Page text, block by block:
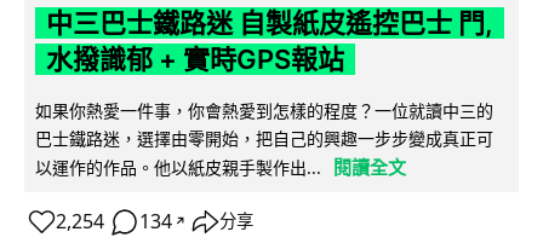
中三巴士鐵路迷 自製紙皮遙控巴士 門,
水撥識郁 + 實時GPS報站
如果你熱愛一件事，你會熱愛到怎樣的程度？一位就讀中三的
巴士鐵路迷，選擇由零開始，把自己的興趣一步步變成真正可
以運作的作品。他以紙皮親手製作出...
閱讀全文
2,254 134 ↗ 分享